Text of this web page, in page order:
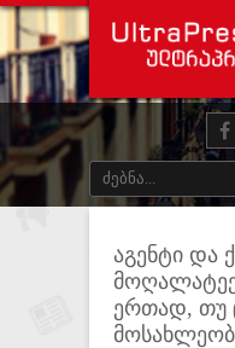
აგენტი და
ერთად, თუ